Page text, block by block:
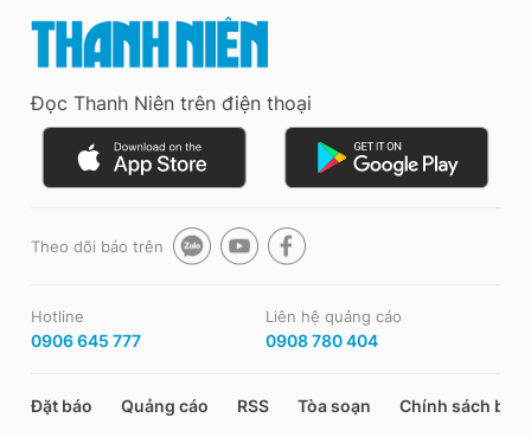
Đọc Thanh Niên trên điện thoại
Theo dõi báo trên
Hotline
0906 645 777
Liên hệ quảng cáo
0908 780 404
Đặt báo Quảng cáo RSS Tòa soạn Chính sách bảo